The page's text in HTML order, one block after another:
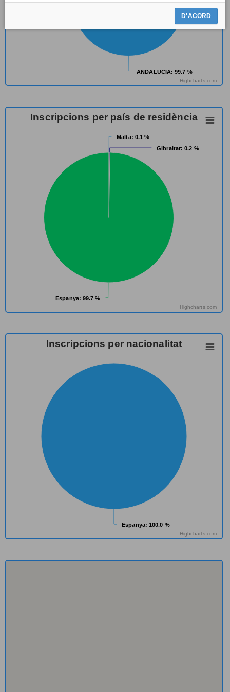
ANDALUCIA: 99.7 %
ANDALUCIA: 99.7 %
Highcharts.com
Inscripcions per país de residència
Malta: 0.1 %
Malta: 0.1 %
Gibraltar: 0.2 %
Gibraltar: 0.2 %
Espanya: 99.7 %
Espanya: 99.7 %
Highcharts.com
Inscripcions per nacionalitat
Espanya: 100.0 %
Espanya: 100.0 %
Highcharts.com
D'ACORD